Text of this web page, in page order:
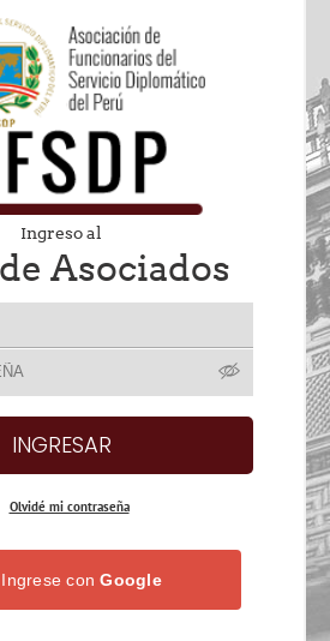
Ingreso al
Asociados
Olvidé mi contraseña
Ingrese conGoogle